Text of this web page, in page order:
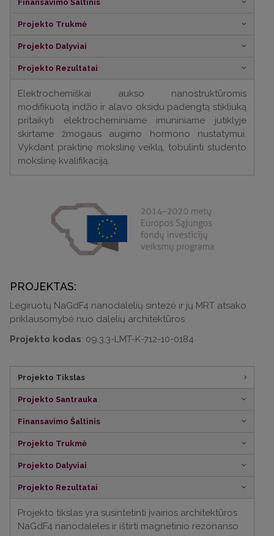
Finansavimo Šaltinis
Projekto Trukmė
Projekto Dalyviai
Projekto Rezultatai
Elektrochemiškai aukso nanostruktūromis
modifikuotą indžio ir alavo oksidu padengtą stikliuką
pritaikyti elektrocheminiame imuniniame jutiklyje
skirtame žmogaus augimo hormono nustatymui.
Vykdant praktinę mokslinę veiklą, tobulinti studento
mokslinę kvalifikaciją.
PROJEKTAS:
Legiruotų NaGdF4 nanodalelių sintezė ir jų MRT atsako
priklausomybė nuo dalelių architektūros
Projekto kodas: 09.3.3-LMT-K-712-10-0184
Projekto Tikslas
Projekto Santrauka
Finansavimo Šaltinis
Projekto Trukmė
Projekto Dalyviai
Projekto Rezultatai
Projekto tikslas yra susintetinti įvairios architektūros
NaGdF4 nanodaleles ir ištirti magnetinio rezonanso